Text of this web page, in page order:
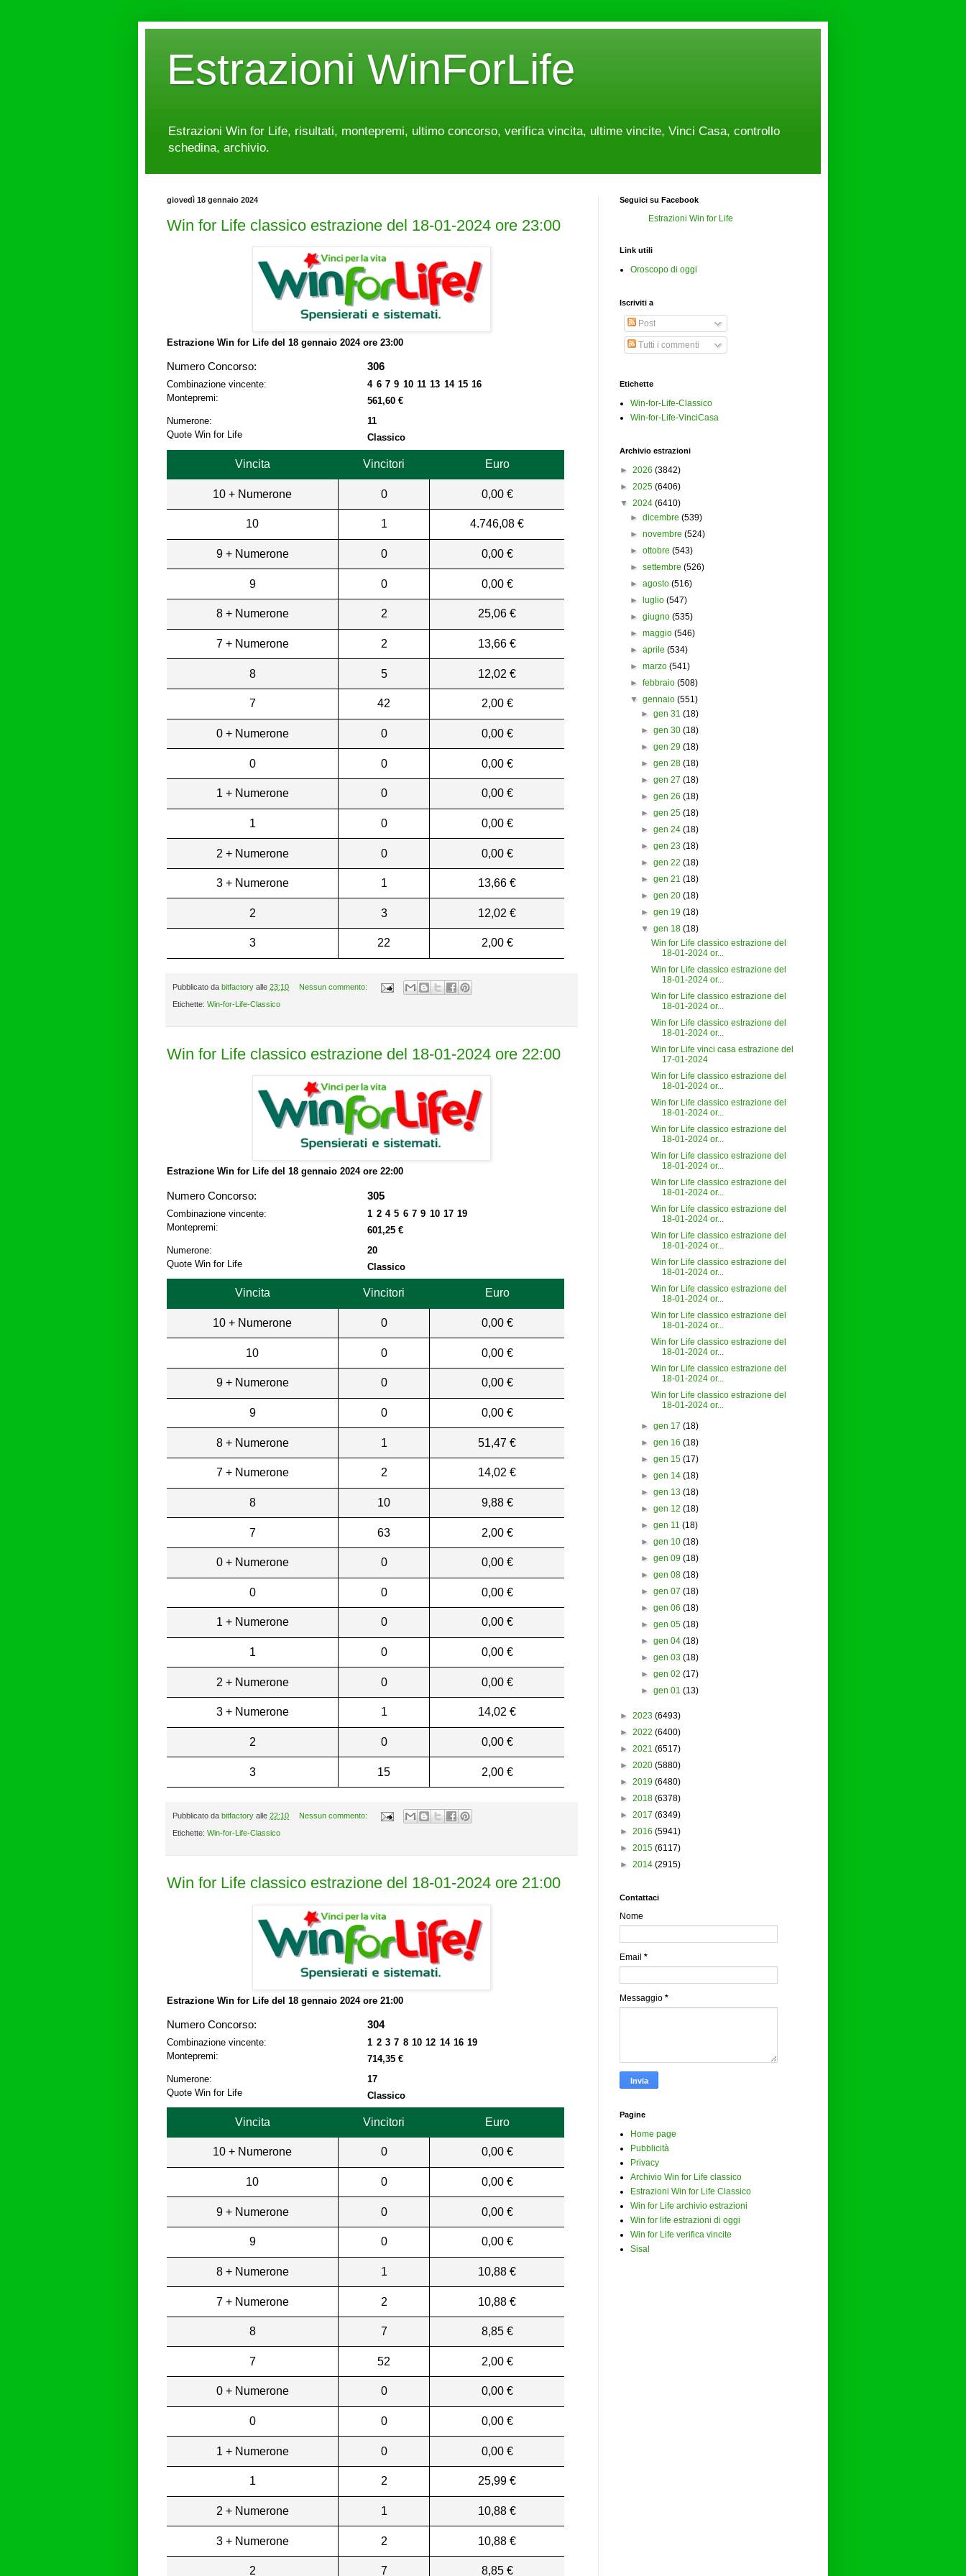
Estrazioni WinForLife
Estrazioni Win for Life, risultati, montepremi, ultimo concorso, verifica vincita, ultime vincite, Vinci Casa, controllo
schedina, archivio.
giovedì 18 gennaio 2024
Win for Life classico estrazione del 18-01-2024 ore 23:00
Estrazione Win for Life del 18 gennaio 2024 ore 23:00
Numero Concorso: 306
Combinazione vincente:
4 6 7 9 10 11 13 14 15 16
Montepremi:
561,60 €
Numerone:
11
Quote Win for Life
Classico
Vincita Vincitori Euro
10 + Numerone 0 0,00 €
10 1 4.746,08 €
9 + Numerone 0 0,00 €
9 0 0,00 €
8 + Numerone 2 25,06 €
7 + Numerone 2 13,66 €
8 5 12,02 €
7 42 2,00 €
0 + Numerone 0 0,00 €
0 0 0,00 €
1 + Numerone 0 0,00 €
1 0 0,00 €
2 + Numerone 0 0,00 €
3 + Numerone 1 13,66 €
2 3 12,02 €
3 22 2,00 €
Pubblicato da bitfactory alle 23:10 Nessun commento:
Etichette: Win-for-Life-Classico
Win for Life classico estrazione del 18-01-2024 ore 22:00
Estrazione Win for Life del 18 gennaio 2024 ore 22:00
Numero Concorso: 305
Combinazione vincente:
1 2 4 5 6 7 9 10 17 19
Montepremi:
601,25 €
Numerone:
20
Quote Win for Life
Classico
Vincita Vincitori Euro
10 + Numerone 0 0,00 €
10 0 0,00 €
9 + Numerone 0 0,00 €
9 0 0,00 €
8 + Numerone 1 51,47 €
7 + Numerone 2 14,02 €
8 10 9,88 €
7 63 2,00 €
0 + Numerone 0 0,00 €
0 0 0,00 €
1 + Numerone 0 0,00 €
1 0 0,00 €
2 + Numerone 0 0,00 €
3 + Numerone 1 14,02 €
2 0 0,00 €
3 15 2,00 €
Pubblicato da bitfactory alle 22:10 Nessun commento:
Etichette: Win-for-Life-Classico
Win for Life classico estrazione del 18-01-2024 ore 21:00
Estrazione Win for Life del 18 gennaio 2024 ore 21:00
Numero Concorso: 304
Combinazione vincente:
1 2 3 7 8 10 12 14 16 19
Montepremi:
714,35 €
Numerone:
17
Quote Win for Life
Classico
Vincita Vincitori Euro
10 + Numerone 0 0,00 €
10 0 0,00 €
9 + Numerone 0 0,00 €
9 0 0,00 €
8 + Numerone 1 10,88 €
7 + Numerone 2 10,88 €
8 7 8,85 €
7 52 2,00 €
0 + Numerone 0 0,00 €
0 0 0,00 €
1 + Numerone 0 0,00 €
1 2 25,99 €
2 + Numerone 1 10,88 €
3 + Numerone 2 10,88 €
2 7 8,85 €
Seguici su Facebook
Estrazioni Win for Life
Link utili
Oroscopo di oggi
Iscriviti a
Post
Tutti i commenti
Etichette
Win-for-Life-Classico
Win-for-Life-VinciCasa
Archivio estrazioni
► 2026 (3842)
► 2025 (6406)
▼ 2024 (6410)
►dicembre (539)
►novembre (524)
►ottobre (543)
►settembre (526)
►agosto (516)
►
luglio (547)
►giugno (535)
►maggio (546)
►aprile (534)
►marzo (541)
►febbraio (508)
▼ gennaio (551)
► gen 31 (18)
► gen 30 (18)
► gen 29 (18)
► gen 28 (18)
► gen 27 (18)
► gen 26 (18)
► gen 25 (18)
► gen 24 (18)
► gen 23 (18)
► gen 22 (18)
► gen 21 (18)
► gen 20 (18)
► gen 19 (18)
▼ gen 18 (18)
Win for Life classico estrazione del
18-01-2024 or...
Win for Life classico estrazione del
18-01-2024 or...
Win for Life classico estrazione del
18-01-2024 or...
Win for Life classico estrazione del
18-01-2024 or...
Win for Life vinci casa estrazione del
17-01-2024
Win for Life classico estrazione del
18-01-2024 or...
Win for Life classico estrazione del
18-01-2024 or...
Win for Life classico estrazione del
18-01-2024 or...
Win for Life classico estrazione del
18-01-2024 or...
Win for Life classico estrazione del
18-01-2024 or...
Win for Life classico estrazione del
18-01-2024 or...
Win for Life classico estrazione del
18-01-2024 or...
Win for Life classico estrazione del
18-01-2024 or...
Win for Life classico estrazione del
18-01-2024 or...
Win for Life classico estrazione del
18-01-2024 or...
Win for Life classico estrazione del
18-01-2024 or...
Win for Life classico estrazione del
18-01-2024 or...
Win for Life classico estrazione del
18-01-2024 or...
► gen 17 (18)
► gen 16 (18)
► gen 15 (17)
► gen 14 (18)
► gen 13 (18)
► gen 12 (18)
► gen 11 (18)
► gen 10 (18)
► gen 09 (18)
► gen 08 (18)
► gen 07 (18)
► gen 06 (18)
► gen 05 (18)
► gen 04 (18)
► gen 03 (18)
► gen 02 (17)
► gen 01 (13)
► 2023 (6493)
► 2022 (6400)
► 2021 (6517)
► 2020 (5880)
► 2019 (6480)
► 2018 (6378)
► 2017 (6349)
► 2016 (5941)
► 2015 (6117)
► 2014 (2915)
Contattaci
Nome
Email *
Messaggio *
Pagine
Home page
Pubblicità
Privacy
Archivio Win for Life classico
Estrazioni Win for Life Classico
Win for Life archivio estrazioni
Win for life estrazioni di oggi
Win for Life verifica vincite
Sisal